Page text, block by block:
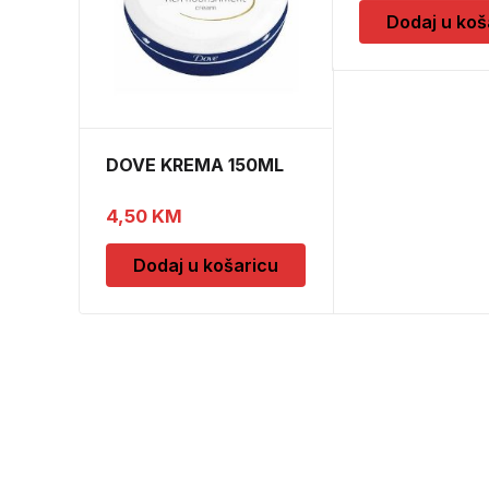
DOVE KREMA 150ML
4,50 KM
Dodaj u košaricu
Dodaj u